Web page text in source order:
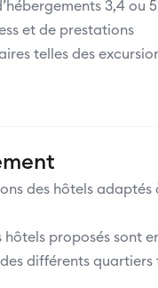
3,4 ou
et de prestations
telles des
des hôtels adaptés
hôtels proposés sont
différents quartiers